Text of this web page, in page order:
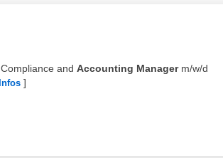
and Accounting Managerm/w/d
]